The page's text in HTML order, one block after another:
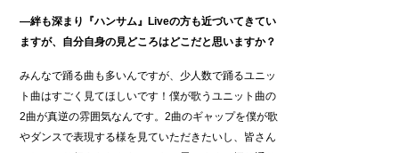
―絆も深まり『ハンサム』Liveの方も近づいてきてい
ますが、自分自身の見どころはどこだと思いますか？
みんなで踊る曲も多いんですが、少人数で踊るユニッ
ト曲はすごく見てほしいです！僕が歌うユニット曲の
2曲が真逆の雰囲気なんです。2曲のギャップを僕が歌
やダンスで表現する様を見ていただきたいし、皆さん